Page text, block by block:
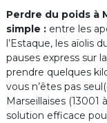
Perdre du poids à
simple : entre les
l’Estaque, les aïolis
pauses express sur
prendre quelques
vous n’êtes pas
Marseillaises (13001
solution efficace